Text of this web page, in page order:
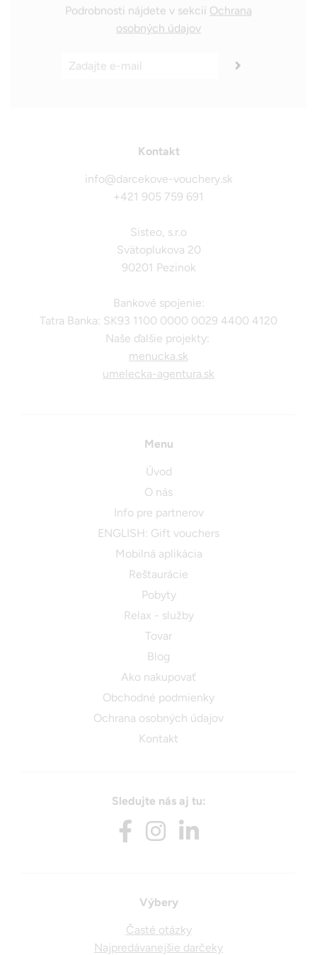
Podrobnosti nájdete v sekcii Ochrana
osobných údajov
Kontakt
info@darcekove-vouchery.sk
+421 905 759 691
Sisteo, s.r.o
Svätoplukova 20
90201 Pezinok
Bankové spojenie:
Tatra Banka: SK93 1100 0000 0029 4400 4120
Naše ďalšie projekty:
menucka.sk
umelecka-agentura.sk
Menu
Úvod
O nás
Info pre partnerov
ENGLISH: Gift vouchers
Mobilná aplikácia
Reštaurácie
Pobyty
Relax - služby
Tovar
Blog
Ako nakupovať
Obchodné podmienky
Ochrana osobných údajov
Kontakt
Sledujte nás aj tu:
Výbery
Časté otázky
Najpredávanejšie darčeky